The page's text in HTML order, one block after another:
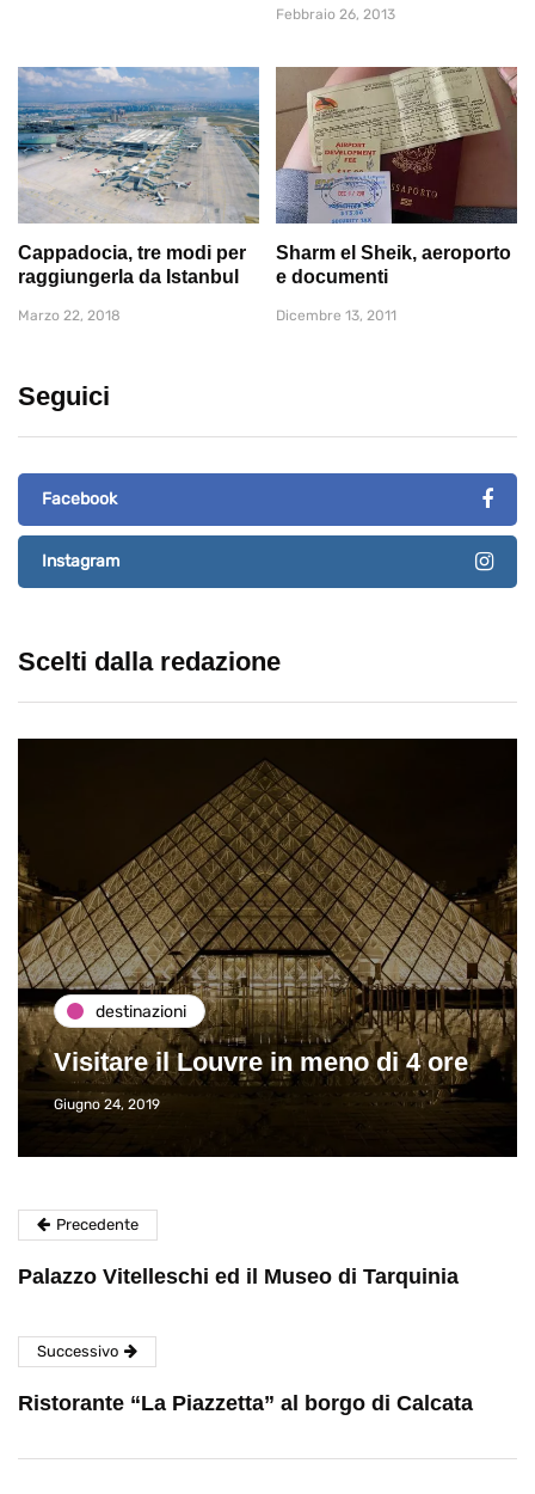
Febbraio 26, 2013
Cappadocia, tre modi per
raggiungerla da Istanbul
Marzo 22, 2018
Sharm el Sheik, aeroporto
e documenti
Dicembre 13, 2011
Seguici
Facebook
Instagram
Scelti dalla redazione
destinazioni
Visitare il Louvre in meno di 4 ore
Giugno 24, 2019
Precedente
Palazzo Vitelleschi ed il Museo di Tarquinia
Successivo
Ristorante “La Piazzetta” al borgo di Calcata